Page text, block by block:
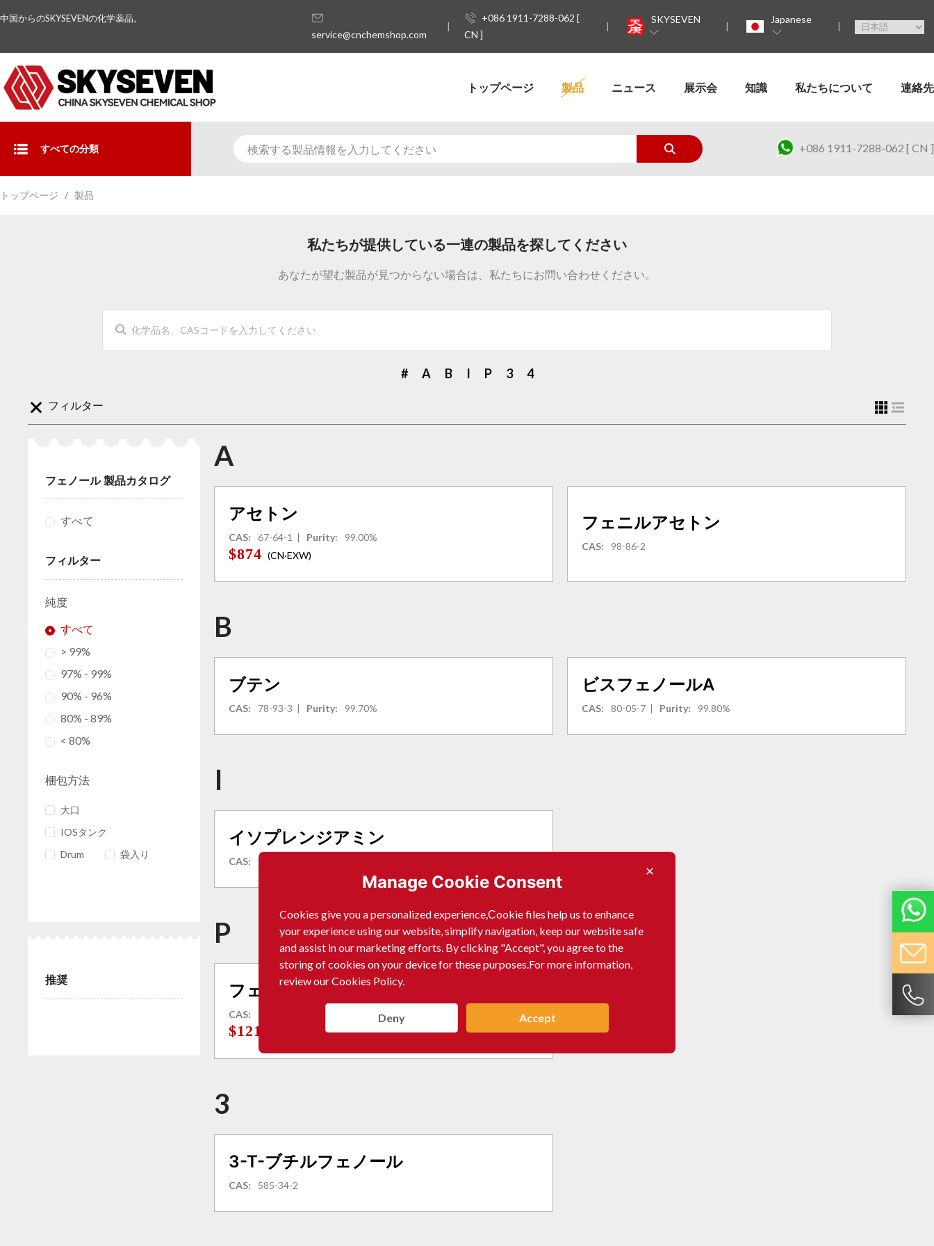
中国からのSKYSEVENの化学薬品。
service@cnchemshop.com
+086 1911-7288-062 [
CN ]
SKYSEVEN Japanese
トップページ 製品 ニュース 展示会 知識 私たちについて 連絡先
すべての分類 +086 1911-7288-062 [ CN ]
Manage Cookie Consent
Cookies give you a personalized experience,Сookie files help us to enhance
your experience using our website, simplify navigation, keep our website safe
and assist in our marketing efforts. By clicking "Accept", you agree to the
storing of cookies on your device for these purposes.For more information,
review our Cookies Policy.
Deny Accept
トップページ 製品
私たちが提供している一連の製品を探してください
あなたが望む製品が見つからない場合は、私たちにお問い合わせください。
# A B I P 3 4
フィルター
フェノール 製品カタログ
すべて
フィルター
純度
すべて
> 99%
97% - 99%
90% - 96%
80% - 89%
< 80%
梱包方法
大口
IOSタンク
Drum
袋入り
推奨
A
アセトン
CAS: 67-64-1 | Purity: 99.00%
$874 (CN·EXW)
フェニルアセトン
CAS: 98-86-2
B
ブテン
CAS: 78-93-3 | Purity: 99.70%
ビスフェノールa
CAS: 80-05-7| Purity: 99.80%
I
イソプレンジアミン
CAS:
P
フェノール
CAS: 99.50%
$1215
3
3-T-ブチルフェノール
CAS: 585-34-2